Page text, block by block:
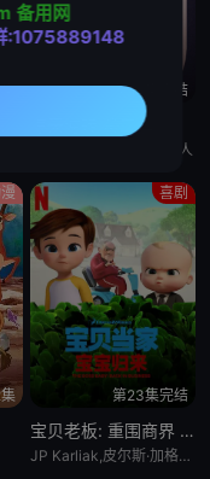
第15集完结
惊天逆转 第二季
Bronwen Morgan,胖雪人
喜剧
第23集完结
宝贝老板: 重围商界 第二季
JP Karliak,皮尔斯·加格农,凯文·迈克尔·理查德森,Alex Cazares
备用网
:1075889148